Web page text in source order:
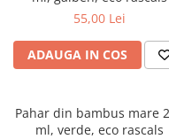
Saltelute de activitati
Tablite magetice si
Umidificatore
55,00 Lei
ADAUGA IN COS
Pahar din bambus mare
ml, verde, eco rascals